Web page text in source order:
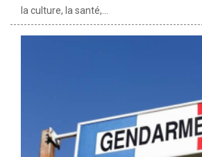
la culture, la santé,...